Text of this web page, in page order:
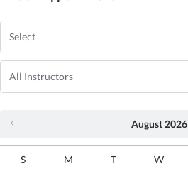
August 2026
S M T W